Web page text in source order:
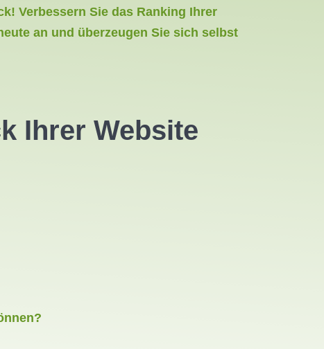
Verbessern Sie das Ranking Ihrer
an und überzeugen Sie sich selbst
Ihrer Website